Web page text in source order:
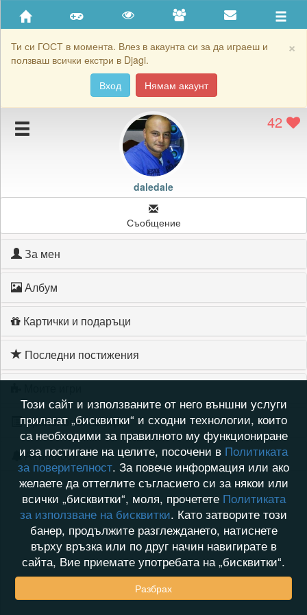
×
Ти си ГОСТ в момента. Влез в акаунта си за да играеш и
ползваш всички екстри в Djagi.
Вход
Нямам акаунт
Приятели
Хронология на игри
Подаръците на daledale
Картичките на daledale
42
daledale
Съобщение
За мен
Албум
Картички и подаръци
Последни постижения
Хронология на игри
Активност
Този сайт и използваните от него външни услуги
прилагат „бисквитки“ и сходни технологии, които
са необходими за правилното му функциониране
и за постигане на целите, посочени в Политиката
за поверителност. За повече информация или ако
желаете да оттеглите съгласието си за някои или
всички „бисквитки“, моля, прочетете Политиката
за използване на бисквитки. Като затворите този
банер, продължите разглеждането, натиснете
върху връзка или по друг начин навигирате в
сайта, Вие приемате употребата на „бисквитки“.
Разбрах